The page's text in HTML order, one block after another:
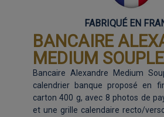
FABRIQUÉ EN
BANCAIRE
MEDIUM
Bancaire Alexandre Medium
calendrier banque proposé en
carton 400 g, avec 8 photos de
et une grille calendaire recto/